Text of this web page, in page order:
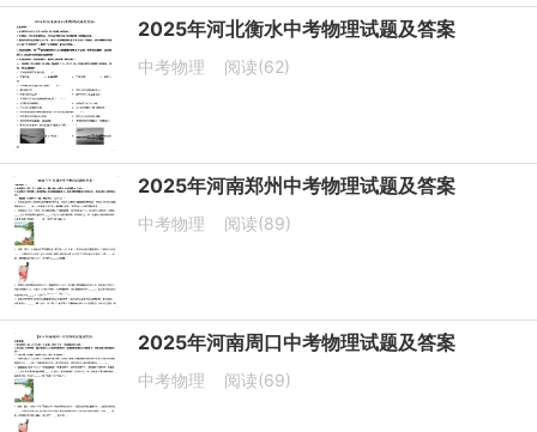
2025年河北衡水中考物理试题及答案
中考物理 阅读(62)
2025年河南郑州中考物理试题及答案
中考物理 阅读(89)
2025年河南周口中考物理试题及答案
中考物理 阅读(69)